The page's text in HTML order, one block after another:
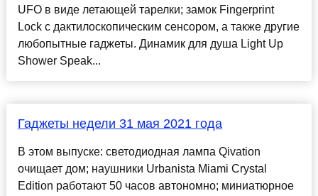
UFO в виде летающей тарелки; замок Fingerprint
Lock с дактилоскопическим сенсором, а также другие
любопытные гаджеты. Динамик для душа Light Up
Shower Speak...
Гаджеты недели 31 мая 2021 года
В этом выпуске: светодиодная лампа Qivation
очищает дом; наушники Urbanista Miami Crystal
Edition работают 50 часов автономно; миниатюрное